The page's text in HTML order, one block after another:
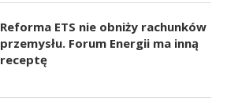
Reforma ETS nie obniży rachunków
przemysłu. Forum Energii ma inną
receptę